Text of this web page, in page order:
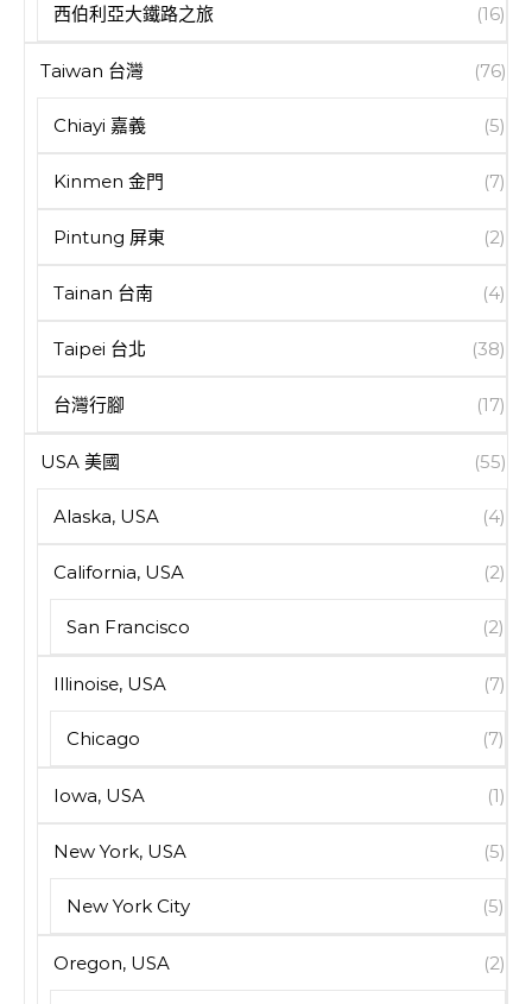
西伯利亞大鐵路之旅 (16)
Taiwan 台灣 (76)
Chiayi 嘉義 (5)
Kinmen 金門 (7)
Pintung 屏東 (2)
Tainan 台南 (4)
Taipei 台北 (38)
台灣行腳 (17)
USA 美國 (55)
Alaska, USA (4)
California, USA (2)
San Francisco (2)
Illinoise, USA (7)
Chicago (7)
Iowa, USA (1)
New York, USA (5)
New York City (5)
Oregon, USA (2)